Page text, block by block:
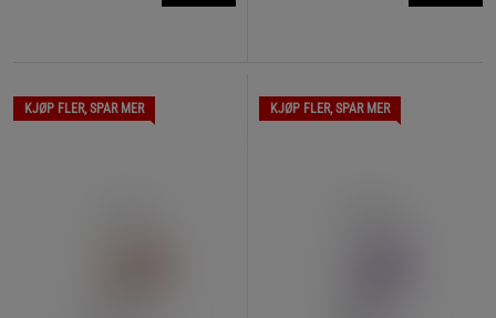
KJØP FLER, SPAR MER KJØP FLER, SPAR MER